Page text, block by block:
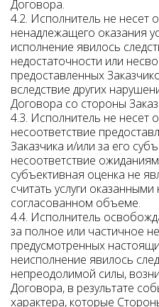
Договора.
4.2. Исполнитель не несет
ненадлежащего оказания
исполнение явилось
недостаточности или
предоставленных
вследствие других
Договора со стороны
4.3. Исполнитель не несет
несоответствие
Заказчика и/или за его
несоответствие
субъективная оценка не
считать услуги
согласованном объеме.
4.4. Исполнитель
за полное или частичное
предусмотренных
неисполнение явилось
непреодолимой силы,
Договора, в результате
характера, которые